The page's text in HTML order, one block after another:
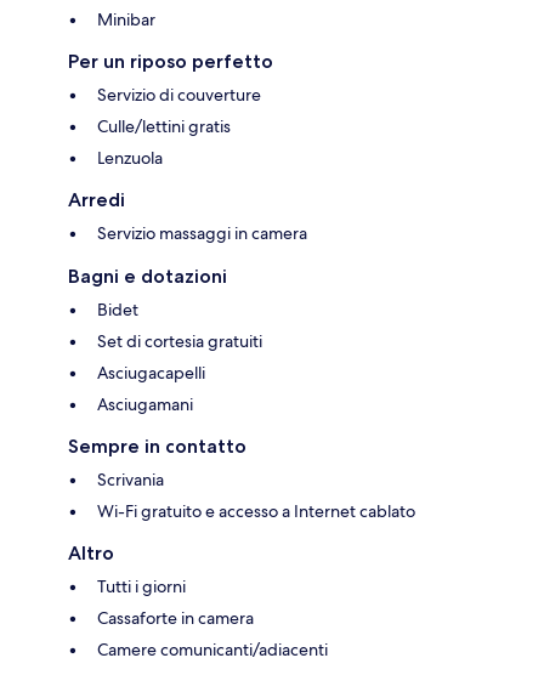
Minibar
Per un riposo perfetto
Servizio di couverture
Culle/lettini gratis
Lenzuola
Arredi
Servizio massaggi in camera
Bagni e dotazioni
Bidet
Set di cortesia gratuiti
Asciugacapelli
Asciugamani
Sempre in contatto
Scrivania
Wi-Fi gratuito e accesso a Internet cablato
Altro
Tutti i giorni
Cassaforte in camera
Camere comunicanti/adiacenti